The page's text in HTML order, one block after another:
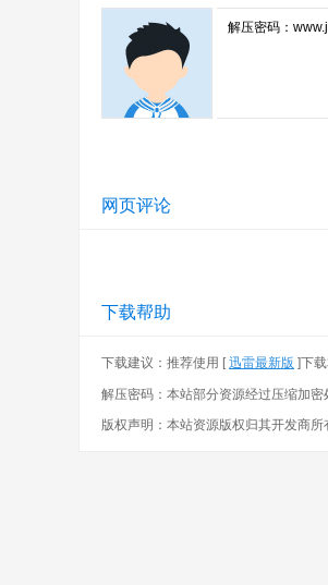
网页评论
下载帮助
下载建议：推荐使用 [ 迅雷最新版 ]下
解压密码：本站部分资源经过压缩加密
版权声明：本站资源版权归其开发商